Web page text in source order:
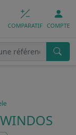
COMPARATIF COMPTE